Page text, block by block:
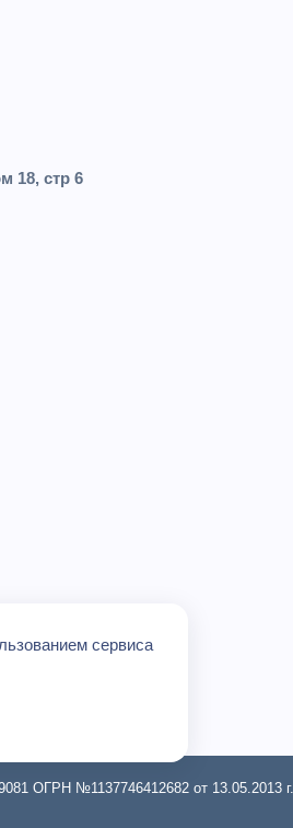
18, стр 6
ОГРН №1137746412682 от 13.05.2013 г.
сервиса